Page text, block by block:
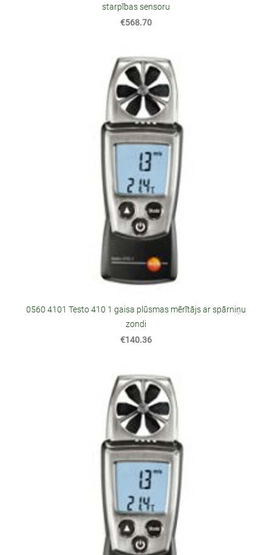
starpības sensoru
€568.70
0560 4101 Testo 410 1 gaisa plūsmas mērītājs ar spārniņu
zondi
€140.36